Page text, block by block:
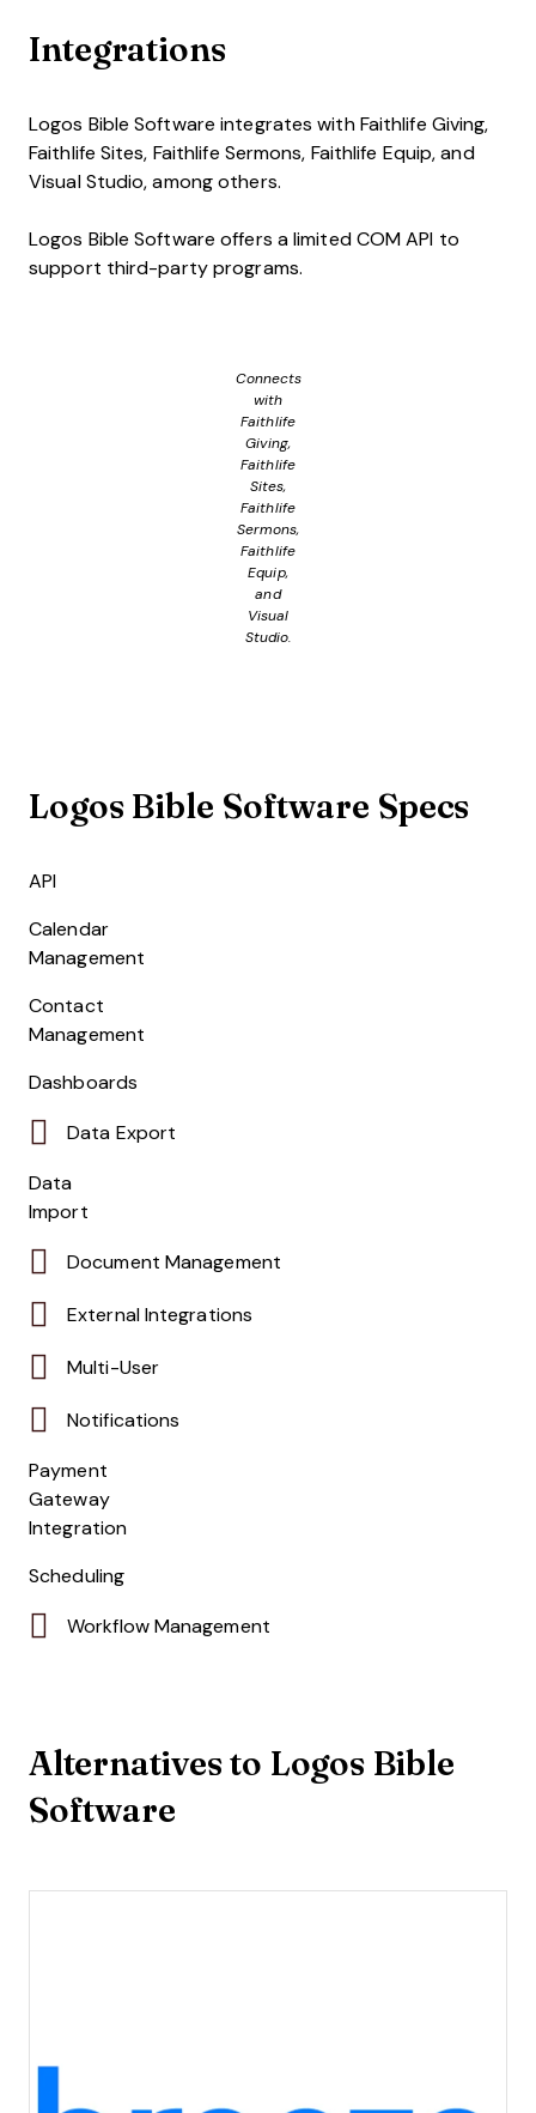
Integrations
Logos Bible Software integrates with Faithlife Giving,
Faithlife Sites, Faithlife Sermons, Faithlife Equip, and
Visual Studio, among others.
Logos Bible Software offers a limited COM API to
support third-party programs.
Connects
with
Faithlife
Giving,
Faithlife
Sites,
Faithlife
Sermons,
Faithlife
Equip,
and
Visual
Studio.
Logos Bible Software Specs
API
Calendar
Management
Contact
Management
Dashboards
Data Export
Data
Import
Document Management
External Integrations
Multi-User
Notifications
Payment
Gateway
Integration
Scheduling
Workflow Management
Alternatives to Logos Bible
Software